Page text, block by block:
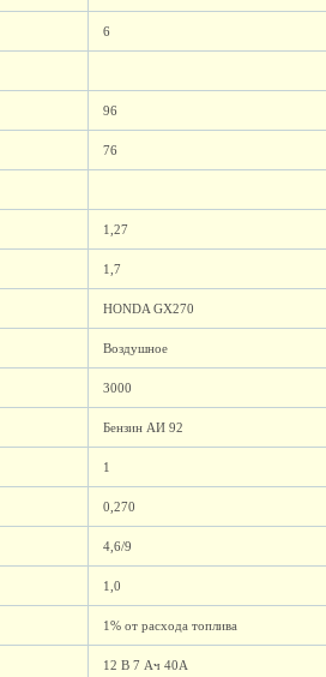
6
96
76
1,27
1,7
HONDA GX270
Воздушное
3000
Бензин АИ 92
1
0,270
4,6/9
1,0
1% от расхода топлива
12 В 7 Ач 40А